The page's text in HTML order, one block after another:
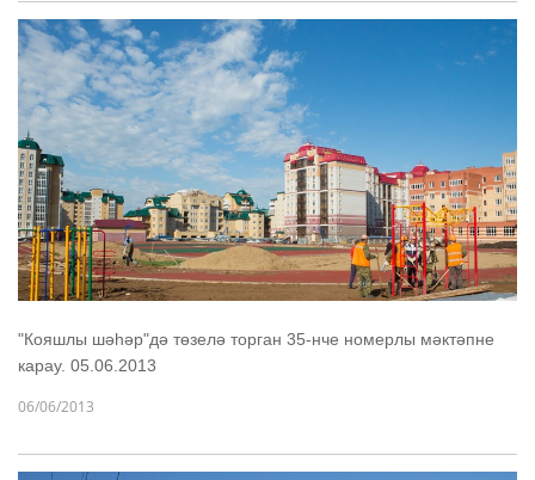
"Кояшлы шәһәр"дә төзелә торган 35-нче номерлы мәктәпне
карау. 05.06.2013
06/06/2013